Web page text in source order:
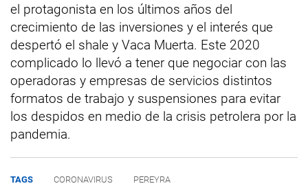
el protagonista en los últimos años del
crecimiento de las inversiones y el interés que
despertó el shale y Vaca Muerta. Este 2020
complicado lo llevó a tener que negociar con las
operadoras y empresas de servicios distintos
formatos de trabajo y suspensiones para evitar
los despidos en medio de la crisis petrolera por la
pandemia.
TAGS CORONAVIRUS
PEREYRA